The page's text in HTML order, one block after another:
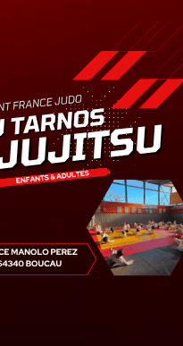
Exporter toutes les
Exporter uniquement
>
Résultats
Saison 2019
Saison 2025 - 2026
Ajoutez un logo, un
Cliquez pour éditer